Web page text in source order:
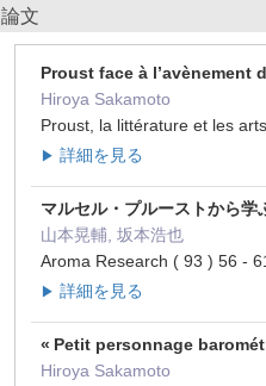
論文
Proust face à l’avènement
Hiroya Sakamoto
Proust, la littérature et les
▶ 詳細を見る
マルセル・プルーストから
山本晃輔, 坂本浩也
Aroma Research ( 93 ) 56 -
▶ 詳細を見る
« Petit personnage
Hiroya Sakamoto